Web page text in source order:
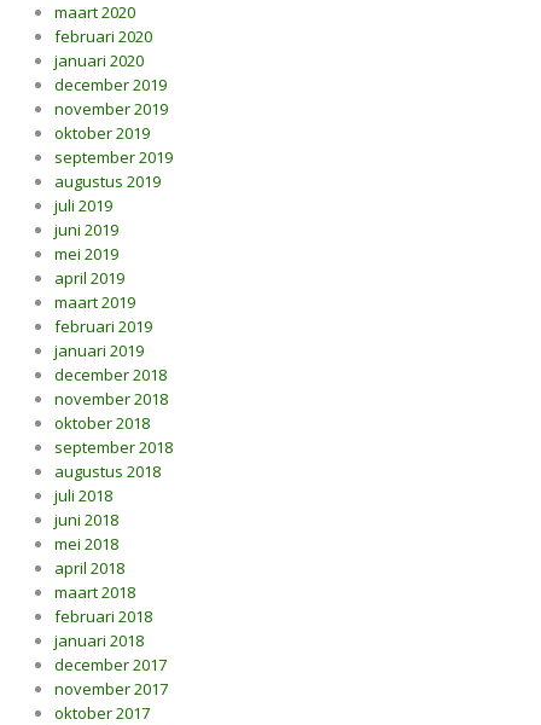
maart 2020
februari 2020
januari 2020
december 2019
november 2019
oktober 2019
september 2019
augustus 2019
juli 2019
juni 2019
mei 2019
april 2019
maart 2019
februari 2019
januari 2019
december 2018
november 2018
oktober 2018
september 2018
augustus 2018
juli 2018
juni 2018
mei 2018
april 2018
maart 2018
februari 2018
januari 2018
december 2017
november 2017
oktober 2017